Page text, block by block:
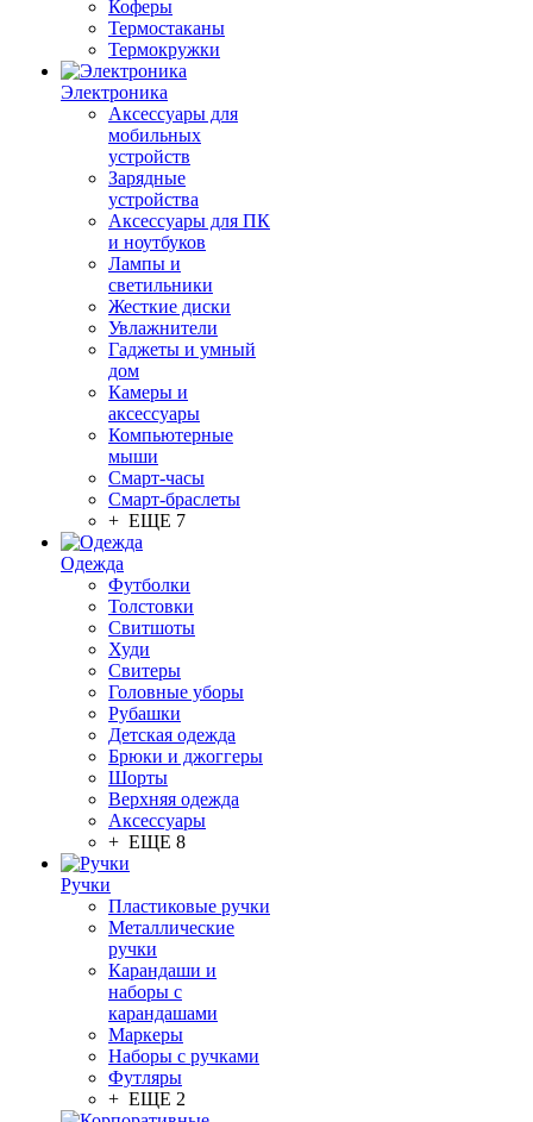
Коферы
Термостаканы
Термокружки
Электроника
Аксессуары для
мобильных
устройств
Зарядные
устройства
Аксессуары для ПК
и ноутбуков
Лампы и
светильники
Жесткие диски
Увлажнители
Гаджеты и умный
дом
Камеры и
аксессуары
Компьютерные
мыши
Смарт-часы
Смарт-браслеты
+ ЕЩЕ 7
Одежда
Футболки
Толстовки
Свитшоты
Худи
Свитеры
Головные уборы
Рубашки
Детская одежда
Брюки и джоггеры
Шорты
Верхняя одежда
Аксессуары
+ ЕЩЕ 8
Ручки
Пластиковые ручки
Металлические
ручки
Карандаши и
наборы с
карандашами
Маркеры
Наборы с ручками
Футляры
+ ЕЩЕ 2